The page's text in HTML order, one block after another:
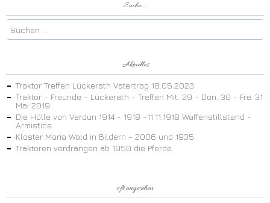
Suche...
Aktuelles
Traktor Treffen Lückerath Vatertrag 18.05.2023
Traktor - Freunde - Lückerath - Treffen Mit. 29 - Don. 30 - Fre. 31
Mai 2019
Die Hölle von Verdun 1914 - 1918 -11.11.1918 Waffenstillstand -
Armistice.
Kloster Maria Wald in Bildern - 2006 und 1935.
Traktoren verdrängen ab 1950 die Pferde.
oft angesehen